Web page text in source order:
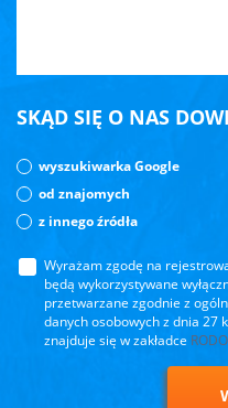
SKĄD SIĘ O NAS
wyszukiwarka Google
od znajomych
z innego źródła
Wyrażam zgodę na
będą wykorzystywane
przetwarzane zgodnie z
danych osobowych z dnia 27
znajduje się w zakładce RODO